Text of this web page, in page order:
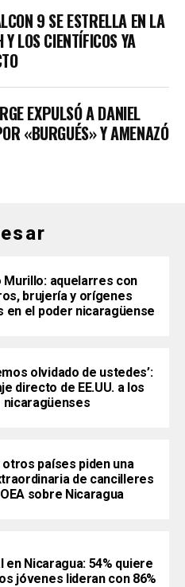
9 SE ESTRELLA EN LA
LOS CIENTÍFICOS YA
EXPULSÓ A DANIEL
«BURGUÉS» Y AMENAZÓ
Murillo: aquelarres con
brujería y orígenes
en el poder nicaragüense
olvidado de ustedes’:
directo de EE.UU. a los
nicaragüenses
otros países piden una
de cancilleres
sobre Nicaragua
en Nicaragua: 54% quiere
jóvenes lideran con 86%